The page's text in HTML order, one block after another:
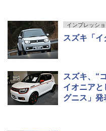
インプレッショ
スズキ「イ
スズキ、“
イオニアと
グニス」発